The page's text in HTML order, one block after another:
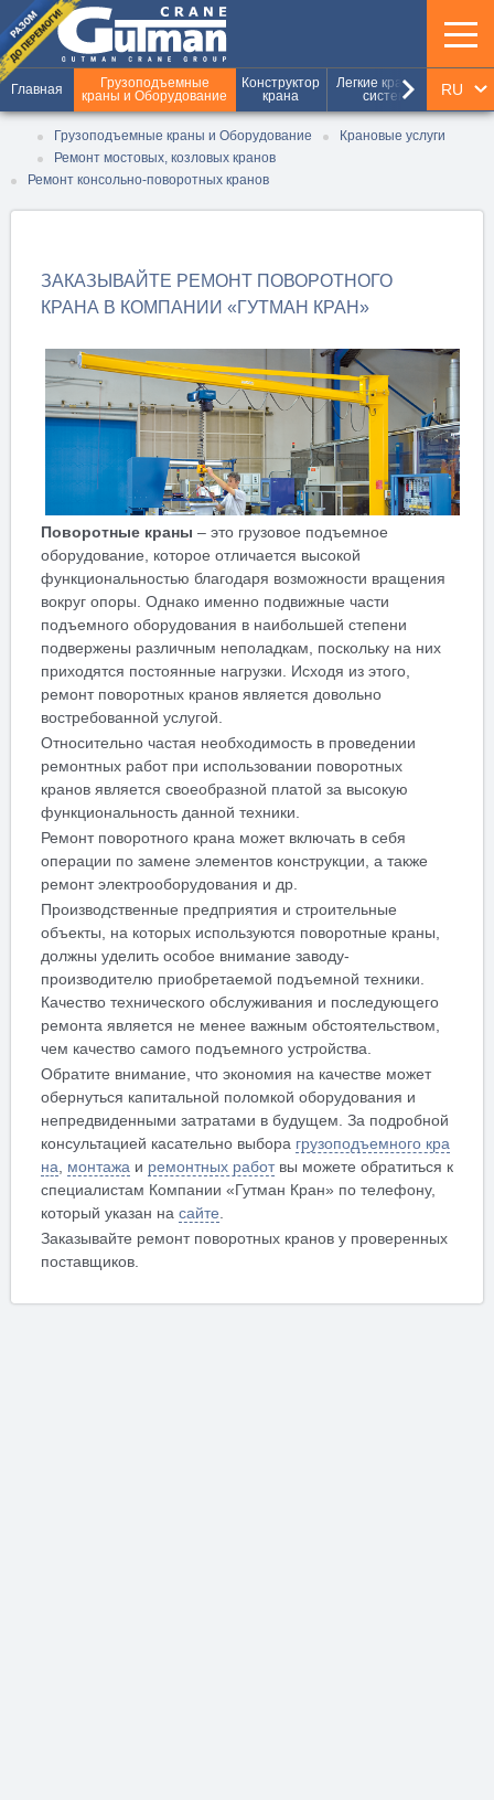
Главная
Грузоподъемные
краны и Оборудование
Конструктор
крана
Легкие крановые
системы
и
keyboard_arrow_right RU
Грузоподъемные краны и Оборудование
Крановые услуги
Ремонт мостовых, козловых кранов
Ремонт консольно-поворотных кранов
ЗАКАЗЫВАЙТЕ РЕМОНТ ПОВОРОТНОГО
КРАНА В КОМПАНИИ «ГУТМАН КРАН»
Поворотные краны – это грузовое подъемное
оборудование, которое отличается высокой
функциональностью благодаря возможности вращения
вокруг опоры. Однако именно подвижные части
подъемного оборудования в наибольшей степени
подвержены различным неполадкам, поскольку на них
приходятся постоянные нагрузки. Исходя из этого,
ремонт поворотных кранов является довольно
востребованной услугой.
Относительно частая необходимость в проведении
ремонтных работ при использовании поворотных
кранов является своеобразной платой за высокую
функциональность данной техники.
Ремонт поворотного крана может включать в себя
операции по замене элементов конструкции, а также
ремонт электрооборудования и др.
Производственные предприятия и строительные
объекты, на которых используются поворотные краны,
должны уделить особое внимание заводу-
производителю приобретаемой подъемной техники.
Качество технического обслуживания и последующего
ремонта является не менее важным обстоятельством,
чем качество самого подъемного устройства.
Обратите внимание, что экономия на качестве может
обернуться капитальной поломкой оборудования и
непредвиденными затратами в будущем. За подробной
консультацией касательно выбора грузоподъемного кра
на
монтажа и ремонтных работвы можете обратиться к
специалистам Компании «Гутман Кран» по телефону,
который указан на сайте
Заказывайте ремонт поворотных кранов у проверенных
поставщиков.